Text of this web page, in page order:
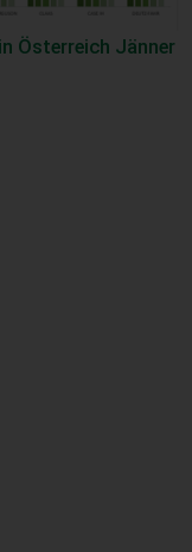
Österreich Jänner